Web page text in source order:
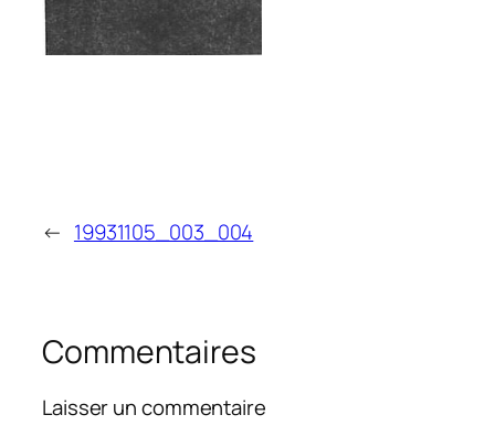
← 19931105_003_004
Commentaires
Laisser un commentaire